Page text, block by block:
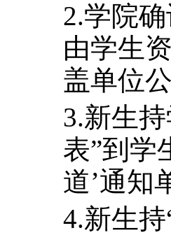
2.学院
由学生
盖单位公
3.新生
表”到学
道’通知
4.新生持